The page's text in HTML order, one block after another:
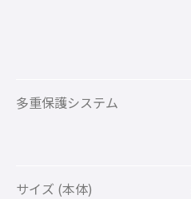
多重保護システム
サイズ (本体)